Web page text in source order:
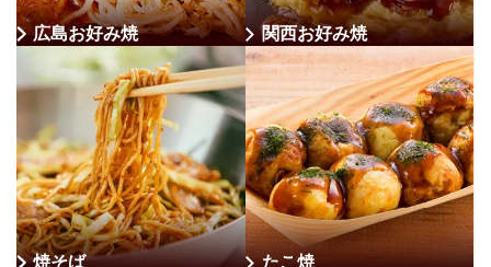
広島お好み焼 関西お好み焼
焼そば たこ焼